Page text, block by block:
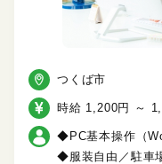
つくば市
時給 1,200円 ～
◆PC基本操作（
◆服装自由／駐車